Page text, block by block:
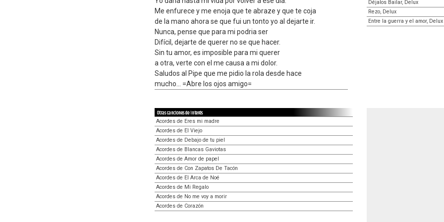
Me enfurece y me enoja que te abraze y que te coja
de la mano ahora se que fui un tonto yo al dejarte ir.
Nunca, pense que para mi podria ser
Difícil, dejarte de querer no se que hacer.
Sin tu amor, es imposible para mi querer
a otra, verte con el me causa a mi dolor.
Saludos al Pipe que me pidio la rola desde hace
mucho... =Abre los ojos amigo=
Déjalos Bailar, Delux
Rezo, Delux
Entre la guerra y el amor, Delux
Otras canciones de interés
Acordes de Eres mi madre
Acordes de El Viejo
Acordes de Debajo de tu piel
Acordes de Blancas Gaviotas
Acordes de Amor de papel
Acordes de Con Zapatos De Tacón
Acordes de El Arca de Noé
Acordes de Mi Regalo
Acordes de No me voy a morir
Acordes de Corazón